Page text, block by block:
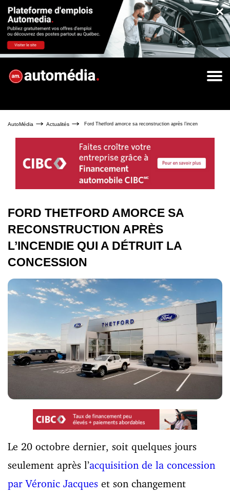
×
AutoMédia Actualités Ford Thetford amorce sa reconstruction après l’incendie qui a
FORD THETFORD AMORCE SA
RECONSTRUCTION APRÈS
L’INCENDIE QUI A DÉTRUIT LA
CONCESSION
Le 20 octobre dernier, soit quelques jours
seulement après l’acquisition de la concession
par Véronic Jacques et son changement